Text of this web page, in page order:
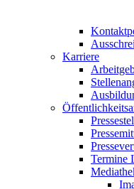
Karriere
Termine